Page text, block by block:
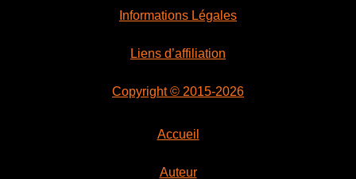
Informations Légales
Liens d’affiliation
Copyright © 2015-2026
Accueil
Auteur